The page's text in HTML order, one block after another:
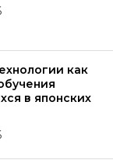
как
в японских